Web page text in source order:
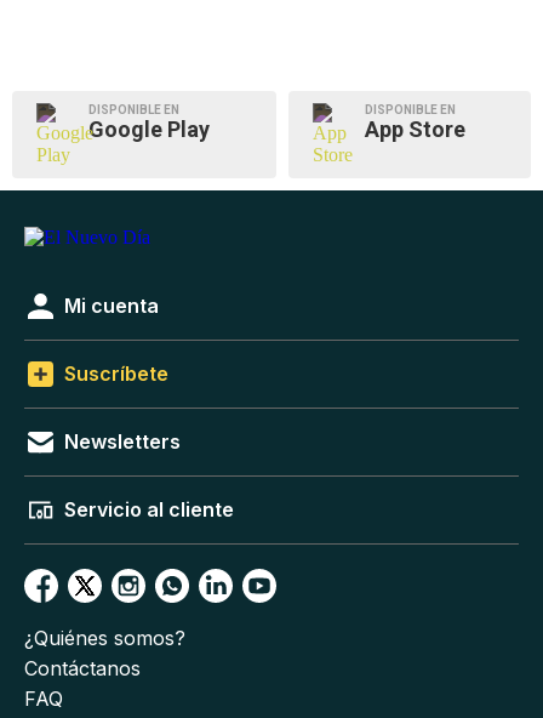
DISPONIBLE EN
Google Play
DISPONIBLE EN
App Store
Mi cuenta
Suscríbete
Newsletters
Servicio al cliente
¿Quiénes somos?
Contáctanos
FAQ